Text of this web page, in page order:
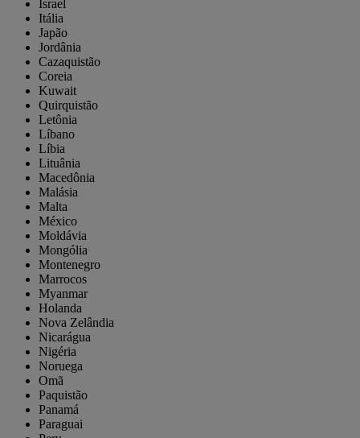
Israel
Itália
Japão
Jordânia
Cazaquistão
Coreia
Kuwait
Quirquistão
Letônia
Líbano
Líbia
Lituânia
Macedônia
Malásia
Malta
México
Moldávia
Mongólia
Montenegro
Marrocos
Myanmar
Holanda
Nova Zelândia
Nicarágua
Nigéria
Noruega
Omã
Paquistão
Panamá
Paraguai